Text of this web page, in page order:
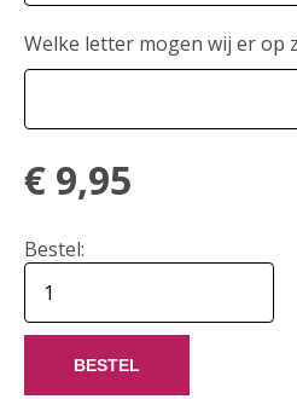
Welke letter mogen wij er op
€ 9,95
Bestel:
BESTEL